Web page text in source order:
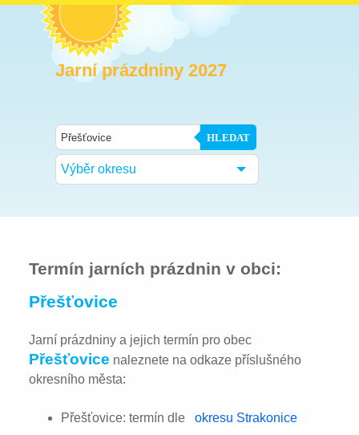
Jarní prázdniny 2027
HLEDAT
Výběr okresu
Termín jarních prázdnin v obci:
Přešťovice
Jarní prázdniny a jejich termín pro obec
Přešťovice naleznete na odkaze příslušného
okresního města:
Přešťovice: termín dle
okresu Strakonice